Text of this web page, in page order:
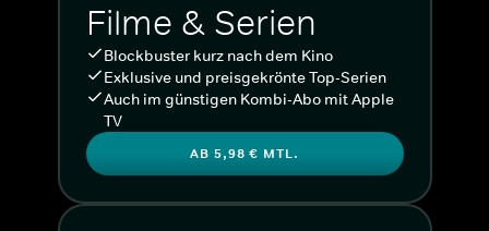
Filme & Serien
Blockbuster kurz nach dem Kino
Exklusive und preisgekrönte Top-Serien
Auch im günstigen Kombi-Abo mit Apple
TV
AB 5,98 € MTL.